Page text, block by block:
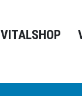
VITALSHOP